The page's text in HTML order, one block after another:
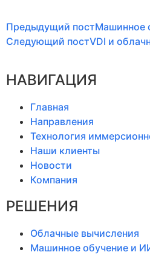
Предыдущий постМашинное
Следующий постVDI и
НАВИГАЦИЯ
Главная
Направления
Технология
Наши клиенты
Новости
Компания
РЕШЕНИЯ
Облачные вычисления
Машинное обучение и